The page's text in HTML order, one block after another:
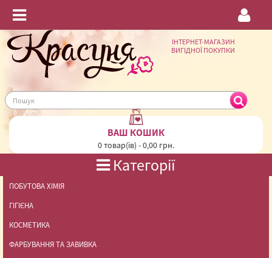
ІНТЕРНЕТ-МАГАЗИН
ВИГІДНОЇ ПОКУПКИ
ВАШ КОШИК
0 товар(ів) - 0,00 грн.
Категорії
ПОБУТОВА ХІМІЯ
ГІГІЄНА
КОСМЕТИКА
ФАРБУВАННЯ ТА ЗАВИВКА